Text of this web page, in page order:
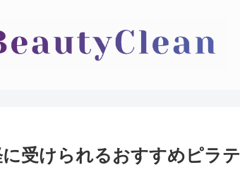
受けられるおすすめピラテ